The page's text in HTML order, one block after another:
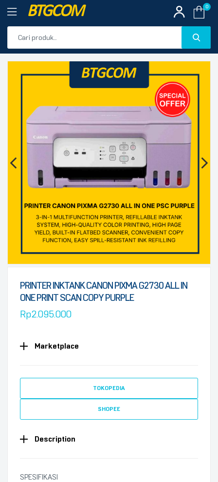
BTGCOM 0
PRODUK UNGGULAN
PRODUK TERBARU
🔍
PRINTER INKTANK CANON PIXMA G2730 ALL IN
ONE PRINT SCAN COPY PURPLE
Rp2.095.000
Marketplace
TOKOPEDIA
SHOPEE
Description
SPESIFIKASI